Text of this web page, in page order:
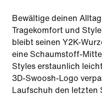
Bewältige deinen
Tragekomfort und
bleibt seinen Y2K-
eine Schaumstoff-
Styles erstaunlich
3D-Swoosh-Logo
Laufschuh den letzten